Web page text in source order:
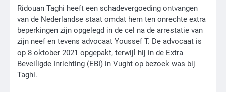
Ridouan Taghi heeft een schadevergoeding ontvangen
van de Nederlandse staat omdat hem ten onrechte extra
beperkingen zijn opgelegd in de cel na de arrestatie van
zijn neef en tevens advocaat Youssef T. De advocaat is
op 8 oktober 2021 opgepakt, terwijl hij in de Extra
Beveiligde Inrichting (EBI) in Vught op bezoek was bij
Taghi.